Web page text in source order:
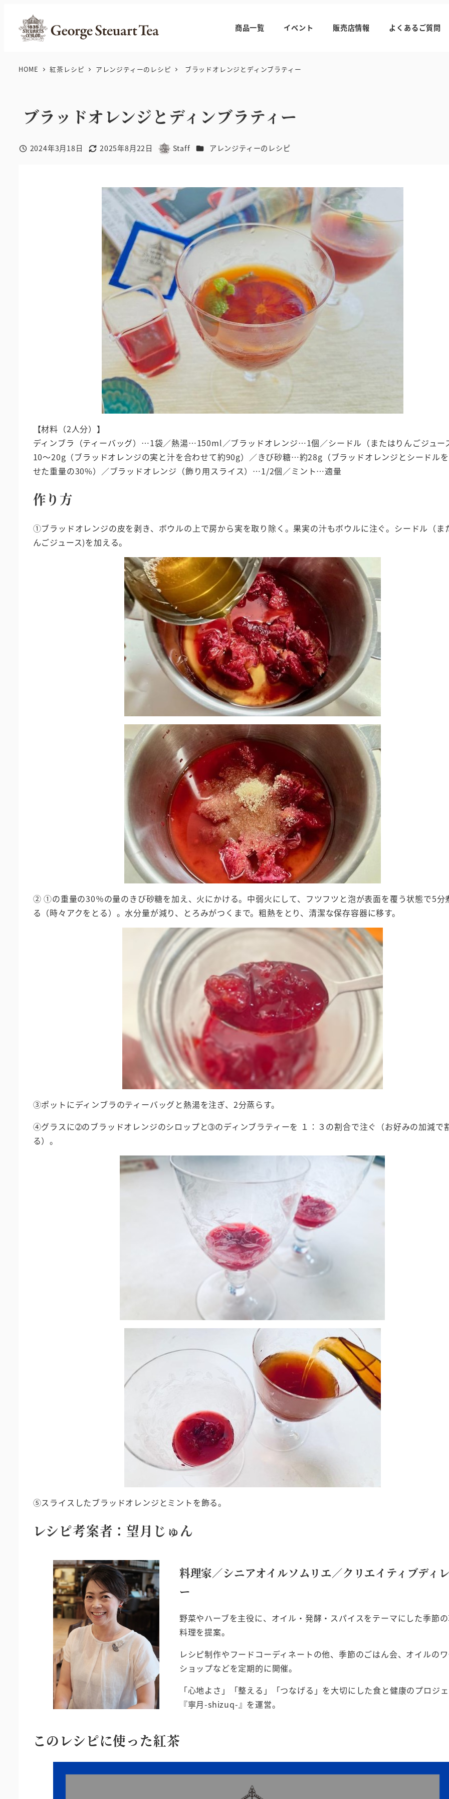
商品一覧 イベント 販売店情報 よくあるご質問
HOME 紅茶レシピ アレンジティーのレシピ ブラッドオレンジとディンブラティー
ブラッドオレンジとディンブラティー
投稿日
2024年3月18日
更新日
2025年8月22日
著
Staff カテゴリー
アレンジティーのレシピ
【材料（2人分）】
ディンブラ（ティーバッグ）…1袋／熱湯…150ml／ブラッドオレンジ…1個／シードル（またはりんごジュ
10～20g（ブラッドオレンジの実と汁を合わせて約90g）／きび砂糖…約28g（ブラッドオレンジとシードル
せた重量の30%）／ブラッドオレンジ（飾り用スライス）…1/2個／ミント…適量
作り方
①ブラッドオレンジの皮を剥き、ボウルの上で房から実を取り除く。果実の汁もボウルに注ぐ。シードル（ま
んごジュース)を加える。
② ①の重量の30％の量のきび砂糖を加え、火にかける。中弱火にして、フツフツと泡が表面を覆う状態で5分
る（時々アクをとる）。水分量が減り、とろみがつくまで。粗熱をとり、清潔な保存容器に移す。
③ポットにディンブラのティーバッグと熱湯を注ぎ、2分蒸らす。
④グラスに➁のブラッドオレンジのシロップと➂のディンブラティーを １：３の割合で注ぐ（お好みの加減で
る）。
⑤スライスしたブラッドオレンジとミントを飾る。
レシピ考案者：望月じゅん
料理家／シニアオイルソムリエ／クリエイティブディ
ー
野菜やハーブを主役に、オイル・発酵・スパイスをテーマにした季節
料理を提案。
レシピ制作やフードコーディネートの他、季節のごはん会、オイルの
ショップなどを定期的に開催。
「心地よさ」「整える」「つなげる」を大切にした食と健康のプロジ
『寧月-shizuq-』を運営。
このレシピに使った紅茶